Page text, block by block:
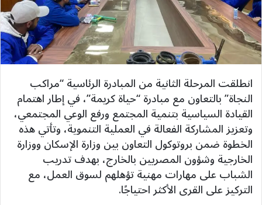
انطلقت المرحلة الثانية من المبادرة الرئاسية “مراكب
النجاة” بالتعاون مع مبادرة “حياة كريمة”، في إطار اهتمام
القيادة السياسية بتنمية المجتمع ورفع الوعي المجتمعي،
وتعزيز المشاركة الفعالة في العملية التنموية، وتأتي هذه
الخطوة ضمن بروتوكول التعاون بين وزارة الإسكان ووزارة
الخارجية وشؤون المصريين بالخارج، بهدف تدريب
الشباب على مهارات مهنية تؤهلهم لسوق العمل، مع
التركيز على القرى الأكثر احتياجًا.